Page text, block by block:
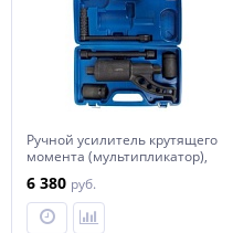
Ручной усилитель крутящего
момента (мультипликатор),
6 380 руб.